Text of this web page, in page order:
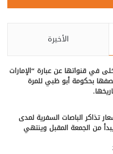
الأخيرة
في قنواتها عن عبارة “الإمارات
بحكومة أبو ظبي للمرة
تذاكر الباصات السفرية لمدى
من الجمعة المقبل وينتهي